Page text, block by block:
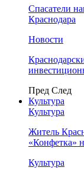
Спасатели
Краснодара
Новости
Пред След
Культура
Культура
Житель
«Конфетка»
Культура